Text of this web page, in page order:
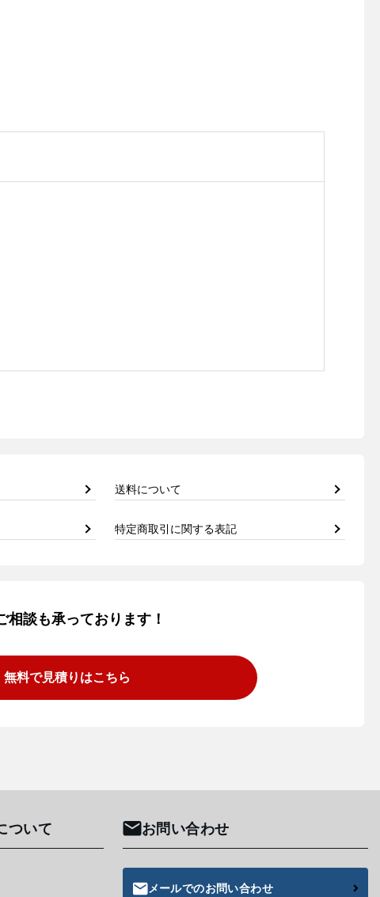
送料について
特定商取引に関する表記
談も承っております！
無料で見積りはこちら
ついて お問い合わせ
メールでのお問い合わせ